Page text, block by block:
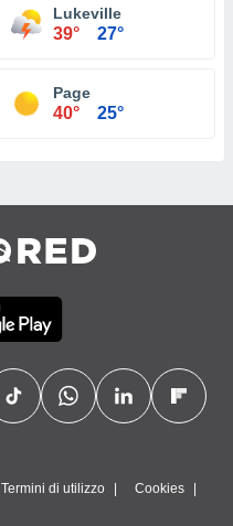
Lukeville
39° 27°
Page
40° 25°
Termini di utilizzo Cookies